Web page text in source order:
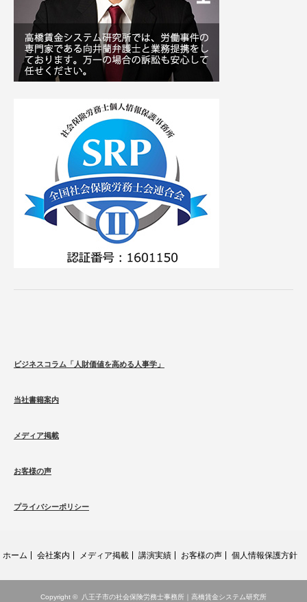
ビジネスコラム「人財価値を高める人事学」
当社書籍案内
メディア掲載
お客様の声
プライバシーポリシー
ホーム 会社案内 メディア掲載 講演実績 お客様の声 個人情報保護方針
Copyright © 八王子市の社会保険労務士事務所｜高橋賃金システム研究所